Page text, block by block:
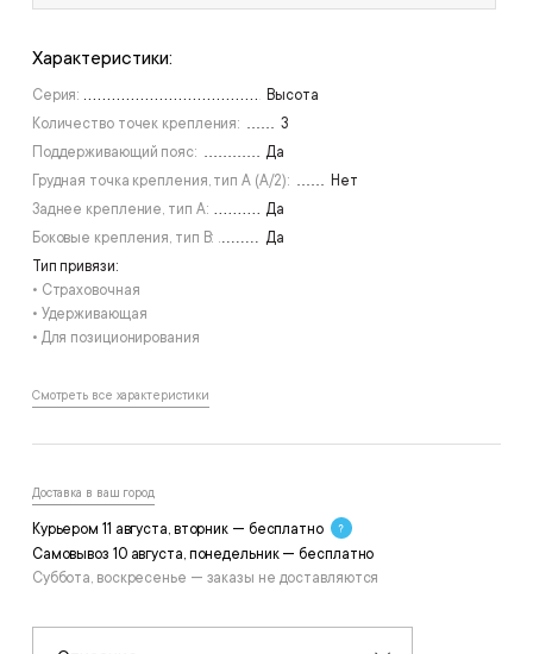
Характеристики:
Серия:
Высота
Количество точек крепления:
3
Поддерживающий пояс:
Да
Грудная точка крепления, тип А (А/2):
Нет
Заднее крепление, тип А:
Да
Боковые крепления, тип В:
Да
Тип привязи:
• Страховочная
• Удерживающая
• Для позиционирования
Смотреть все характеристики
Доставка в ваш город
Курьером 11 августа, вторник — бесплатно
Самовывоз 10 августа, понедельник — бесплатно
Суббота, воскресенье — заказы не доставляются